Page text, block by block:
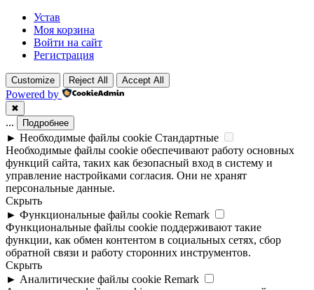
Устав
Моя корзина
Войти на сайт
Регистрация
Customize Reject All Accept All
Powered by
✖
... Подробнее
► Необходимые файлы cookie Стандартные
Необходимые файлы cookie обеспечивают работу основных
функций сайта, таких как безопасный вход в систему и
управление настройками согласия. Они не хранят
персональные данные.
Скрыть
► Функциональные файлы cookie Remark
Функциональные файлы cookie поддерживают такие
функции, как обмен контентом в социальных сетях, сбор
обратной связи и работу сторонних инструментов.
Скрыть
► Аналитические файлы cookie Remark